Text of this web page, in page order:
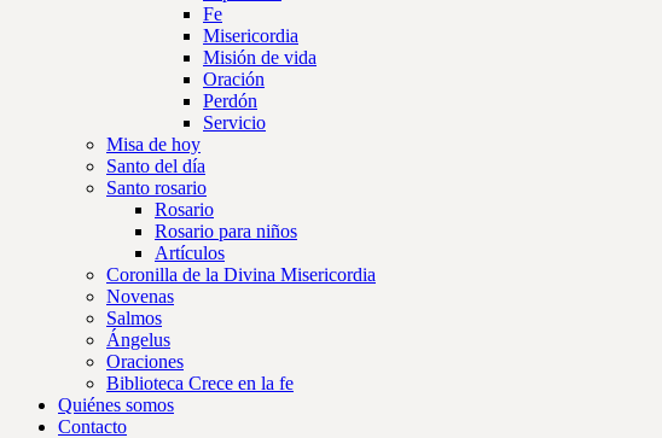
Fe
Misericordia
Misión de vida
Oración
Perdón
Servicio
Misa de hoy
Santo del día
Santo rosario
Rosario
Rosario para niños
Artículos
Coronilla de la Divina Misericordia
Novenas
Salmos
Ángelus
Oraciones
Biblioteca Crece en la fe
Quiénes somos
Contacto